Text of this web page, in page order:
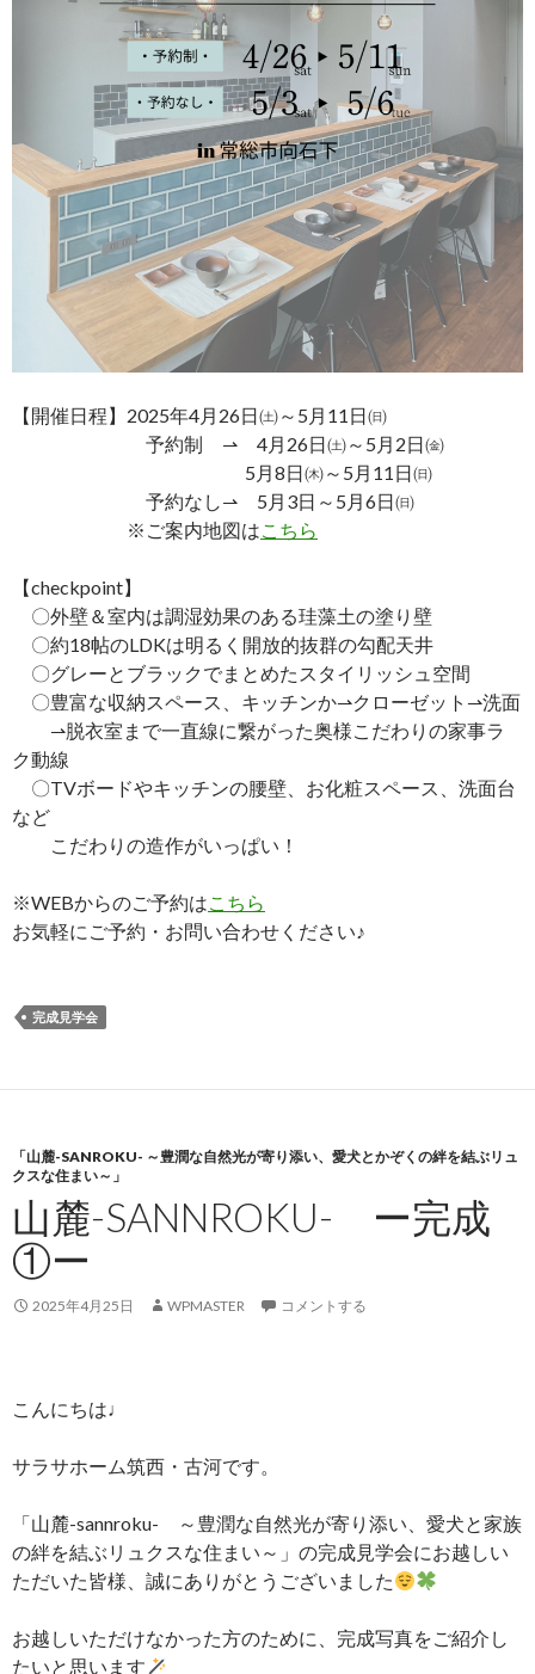
【開催日程】2025年4月26日㈯～5月11日㈰
予約制 ⇀ 4月26日㈯～5月2日㈮
5月8日㈭～5月11日㈰
予約なし⇀ 5月3日～5月6日㈰
※ご案内地図はこちら
【checkpoint】
〇外壁＆室内は調湿効果のある珪藻土の塗り壁
〇約18帖のLDKは明るく開放的抜群の勾配天井
〇グレーとブラックでまとめたスタイリッシュ空間
〇豊富な収納スペース、キッチンか⇀クローゼット⇀洗面
⇀脱衣室まで一直線に繋がった奥様こだわりの家事ラ
ク動線
〇TVボードやキッチンの腰壁、お化粧スペース、洗面台
など
こだわりの造作がいっぱい！
※WEBからのご予約はこちら
お気軽にご予約・お問い合わせください♪
完成見学会
「山麓-SANROKU- ～豊潤な自然光が寄り添い、愛犬とかぞくの絆を結ぶリュ
クスな住まい～」
山麓-SANNROKU- ー完成
①ー
2025年4月25日 WPMASTER コメントする
こんにちは♩
サラサホーム筑西・古河です。
「山麓-sannroku- ～豊潤な自然光が寄り添い、愛犬と家族
の絆を結ぶリュクスな住まい～」の完成見学会にお越しい
ただいた皆様、誠にありがとうございました
お越しいただけなかった方のために、完成写真をご紹介し
たいと思います